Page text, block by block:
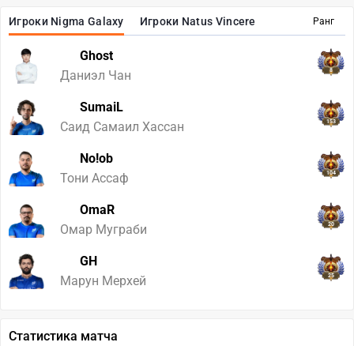
Ранг
Игроки Nigma Galaxy Игроки Natus Vincere
Ghost
Даниэл Чан
8
SumaiL
Саид Самаил Хассан
153
No!ob
Тони Ассаф
104
OmaR
Омар Муграби
20
GH
Марун Мерхей
25
Статистика матча